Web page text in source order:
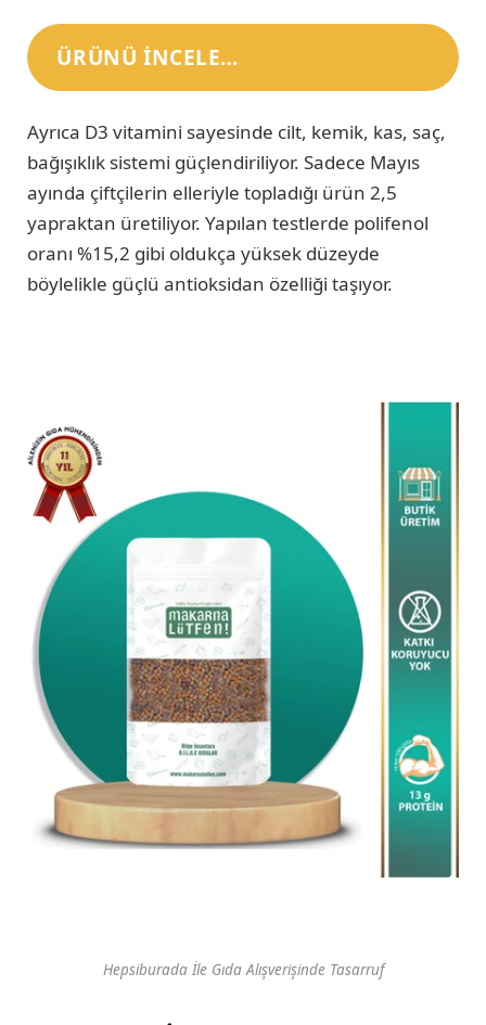
ÜRÜNÜ INCELE…
Ayrıca D3 vitamini sayesinde cilt, kemik, kas, saç,
bağışıklık sistemi güçlendiriliyor. Sadece Mayıs
ayında çiftçilerin elleriyle topladığı ürün 2,5
yapraktan üretiliyor. Yapılan testlerde polifenol
oranı %15,2 gibi oldukça yüksek düzeyde
böylelikle güçlü antioksidan özelliği taşıyor.
Hepsiburada İle Gıda Alışverişinde Tasarruf